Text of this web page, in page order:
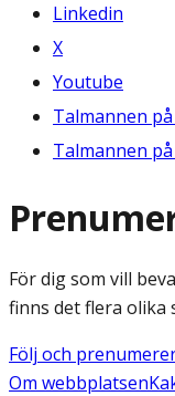
Linkedin
X
Youtube
Talmannen på
Talmannen
För dig som vill
finns det flera olika
Följ och
Om webbplatsen